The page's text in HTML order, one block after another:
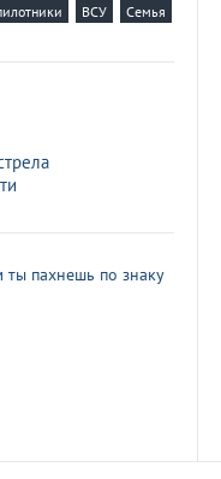
ВСУ Семья
пахнешь по знаку